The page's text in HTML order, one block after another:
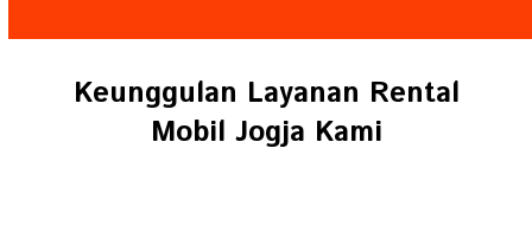
Keunggulan Layanan Rental
Mobil Jogja Kami